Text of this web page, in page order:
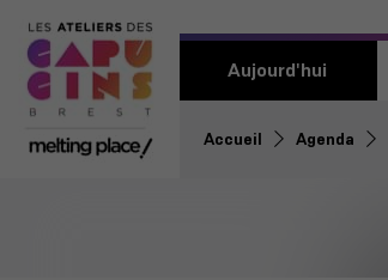
Aujourd'hui
Accueil Agenda